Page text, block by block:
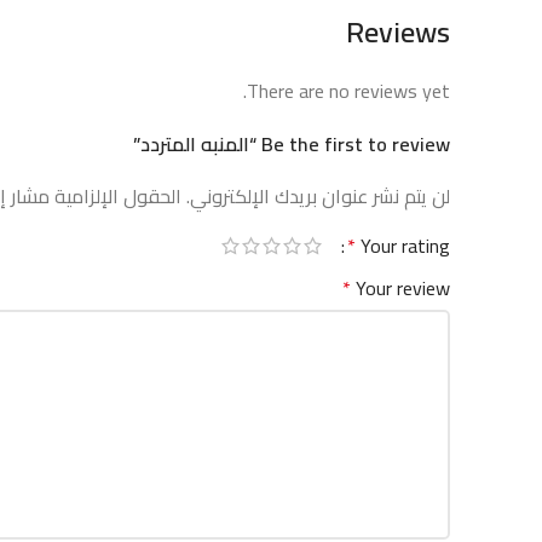
Reviews
There are no reviews yet.
Be the first to review “المنبه المتردد”
لن يتم نشر عنوان بريدك الإلكتروني.الحقول الإلزامية مشار
Your rating
*
Your review
*